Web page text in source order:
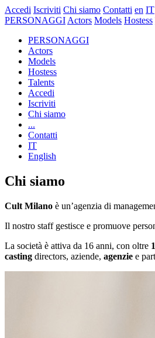
Accedi Iscriviti Chi siamo Contatti en IT
PERSONAGGI Actors Models Hostess
PERSONAGGI
Actors
Models
Hostess
Talents
Accedi
Iscriviti
Chi siamo
...
Contatti
IT
English
Chi siamo
Cult Milano è un’agenzia di
Il nostro staff gestisce e promuove
La società è attiva da 16 anni, con oltre
casting directors, aziende, agenzie e